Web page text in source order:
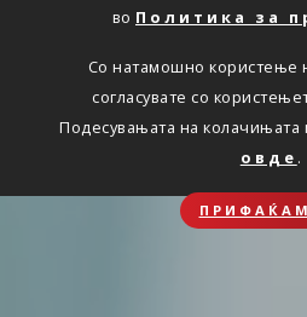
во Политика за
Со натамошно користење
согласувате со
Подесувањата на колачињата
овде .